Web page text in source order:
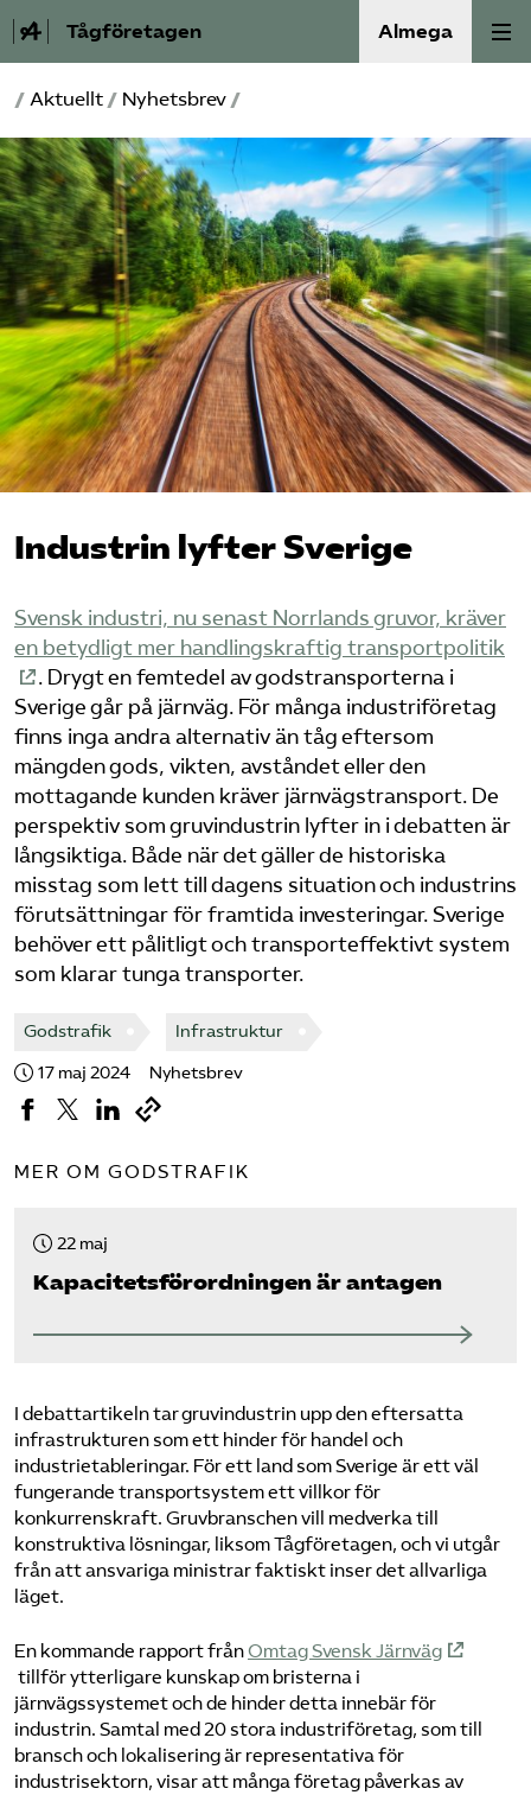
Tågföretagen Almega
Aktuellt
Reformagenda för järnvägen
Våra frågor
Aktiviteter
Om oss
Kontakt
Mina sidor (almega.se)
Logga in på Arbetsgivarguiden
Sök på tagforetagen.se
/ Aktuellt / Nyhetsbrev /
Industrin lyfter Sverige
Svensk industri, nu senast Norrlands gruvor, kräver
en betydligt mer handlingskraftig transportpolitik
. Drygt en femtedel av godstransporterna i
Sverige går på järnväg. För många industriföretag
finns inga andra alternativ än tåg eftersom
mängden gods, vikten, avståndet eller den
mottagande kunden kräver järnvägstransport. De
perspektiv som gruvindustrin lyfter in i debatten är
långsiktiga. Både när det gäller de historiska
misstag som lett till dagens situation och industrins
förutsättningar för framtida investeringar. Sverige
behöver ett pålitligt och transporteffektivt system
som klarar tunga transporter.
Godstrafik Infrastruktur
17 maj 2024 Nyhetsbrev
MER OM GODSTRAFIK
22 maj
Kapacitets­förordningen är antagen
I debattartikeln tar gruvindustrin upp den eftersatta
infrastrukturen som ett hinder för handel och
industrietableringar. För ett land som Sverige är ett väl
fungerande transportsystem ett villkor för
konkurrenskraft. Gruvbranschen vill medverka till
konstruktiva lösningar, liksom Tågföretagen, och vi utgår
från att ansvariga ministrar faktiskt inser det allvarliga
läget.
En kommande rapport frånOmtag Svensk Järnväg
tillför ytterligare kunskap om bristerna i
järnvägssystemet och de hinder detta innebär för
industrin. Samtal med 20 stora industriföretag, som till
bransch och lokalisering är representativa för
industrisektorn, visar att många företag påverkas av